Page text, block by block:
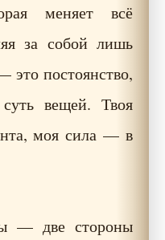
меняет всё
за собой лишь
постоянство,
вещей. Твоя
моя сила — в
— две стороны